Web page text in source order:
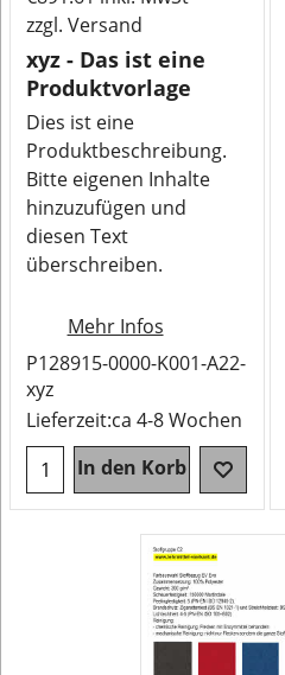
zzgl. Versand
xyz - Das ist eine
Produktvorlage
Dies ist eine
Produktbeschreibung.
Bitte eigenen Inhalte
hinzuzufügen und
diesen Text
überschreiben.
Mehr Infos
P128915-0000-K001-A22-
xyz
Lieferzeit:ca 4-8 Wochen
In den Korb